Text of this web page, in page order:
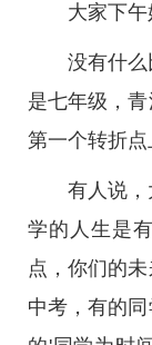
大家下午
没有什
是七年级，
第一个转折点
有人说
学的人生是
点，你们的
中考，有的